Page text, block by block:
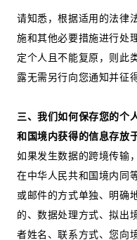
请知悉，根据适用的法律
施和其他必要措施进行处
定个人且不能复原，则此
露无需另行向您通知并征
三、我们如何保存您的个
和国境内获得的信息存放
如果发生数据的跨境传输
在中华人民共和国境内同
或邮件的方式单独、明确
的、数据处理方式、拟出
者姓名、联系方式、您向